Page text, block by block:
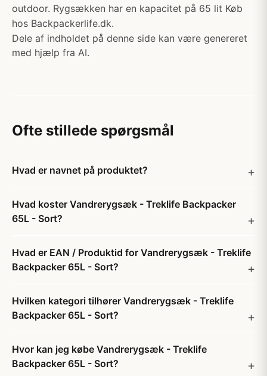
outdoor. Rygsækken har en kapacitet på 65 lit Køb
hos Backpackerlife.dk.
Dele af indholdet på denne side kan være genereret
med hjælp fra AI.
Ofte stillede spørgsmål
Hvad er navnet på produktet?
Hvad koster Vandrerygsæk - Treklife Backpacker
65L - Sort?
Hvad er EAN / Produktid for Vandrerygsæk - Treklife
Backpacker 65L - Sort?
Hvilken kategori tilhører Vandrerygsæk - Treklife
Backpacker 65L - Sort?
Hvor kan jeg købe Vandrerygsæk - Treklife
Backpacker 65L - Sort?